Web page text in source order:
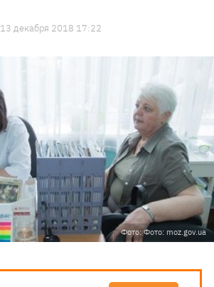
13 декабря 2018 17:22
Фото: Фото: moz.gov.ua